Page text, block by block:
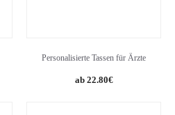
Personalisierte Tassen für Ärzte
22.80€